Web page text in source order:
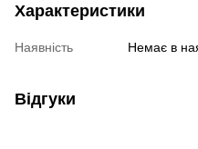
Характеристики
Наявність Немає в
Відгуки